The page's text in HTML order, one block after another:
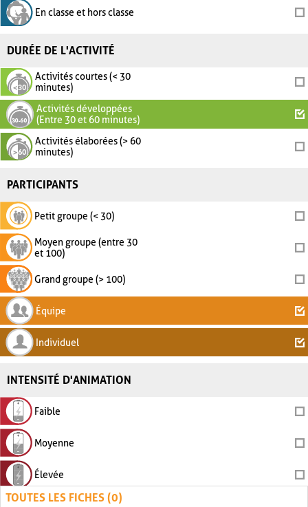
En classe et hors classe
DURÉE DE L'ACTIVITÉ
Activités courtes (< 30
minutes)
Activités développées
(Entre 30 et 60 minutes)
Activités élaborées (> 60
minutes)
PARTICIPANTS
Petit groupe (< 30)
Moyen groupe (entre 30
et 100)
Grand groupe (> 100)
Équipe
Individuel
INTENSITÉ D'ANIMATION
Faible
Moyenne
Élevée
TOUTES LES FICHES (0)